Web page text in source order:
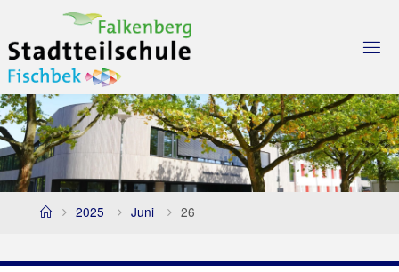
to
content
Home2025 Juni 26